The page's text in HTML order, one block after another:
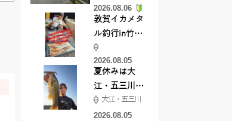
てきました
2026.08.06
敦賀イカメタ
ル釣行in竹宝
丸様 釣り方で
釣果が激変！
竿頭を取った
パターンと
は？
2026.08.05
夏休みは大
江・五三川で
バスフィッシ
ング♪
大江・五三川
2026.08.05